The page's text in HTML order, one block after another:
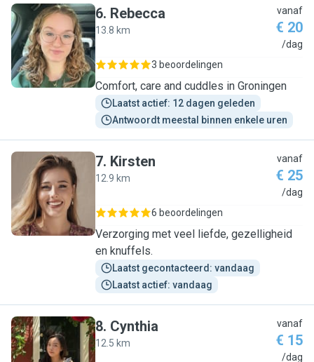
R
6. Rebecca
13.8 km
vanaf
€ 20
/dag
3 beoordelingen
Comfort, care and cuddles in Groningen
Laatst actief: 12 dagen geleden
Antwoordt meestal binnen enkele uren
K
7. Kirsten
12.9 km
vanaf
€ 25
/dag
6 beoordelingen
Verzorging met veel liefde, gezelligheid
en knuffels.
Laatst gecontacteerd: vandaag
Laatst actief: vandaag
8. Cynthia
12.5 km
vanaf
€ 15
/dag